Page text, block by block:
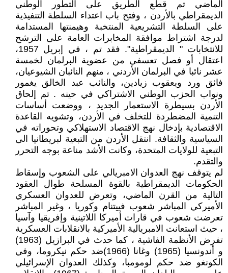
الماضي تم قطع الطريق على التطور الوطني
الديمقراطي بالأردن ، وفتح باب اعتداء السلطة التنفيذية
على السلطة التشريعية المنتخبة وهيمنتها المستدامة
لدرجة اشتراط موافقة المخابرات العامة على الترشح
للانتخابات " الديمقراطية". فقد تم ، في إبريل 1957،
اعتقال أو فصل تعسفي من عضوية البرلمان لخمسة
عشر نائبا في البرلمان الأردني ، منهم النائبان الشيوعيان،
فائق ورد ويعقوب زيادين، والنائب عبد الخالق يغمور
ونواب الحزب الوطني الاشتراكي في حينه . تم إلحاق
الأردن بسيطرة الاستعمار الجديد ، ووضعت أساسات
التنمية المضطردة للتخلف في الأردن، وتشويه القاعدة
الاقتصادية بإدخال نهج الاقتصاد الاستهلاكي وتحوراته في
السياسية والثقافة. انتقل الأردن من التبعية لبريطانيا الى
التبعية للولايات المتحدة، وكانت الأشد مناعة بوجه التحرر
والتقدم.
لم يتوقف نهج العدوان الامبريالي على الشعوب وإسقاط
الحكومات الديمقراطية بالقوة المسلحة طوال العقود
التالية من القرن الماضي، وتعرض للعدوان العسكري
الأميركي المباشر شعوب فييتنام وكوريا ، وغير المباشر
تعرضت شعوب في قارات أميركا اللاتينية وإفريقيا وآسيا
، حيث استعانت الامبريالية الأميركية بالانقلابات العسكرية
تفرض الأنظمة الفاشية ، كما حدث في البرازيل (1963)
و أندونسيا (1965) وغانا (1966)ضد حكم نيكروما، وفي
الكونغو ضد حكم لومومبا، وكذلك العدوان الإسرائيلي